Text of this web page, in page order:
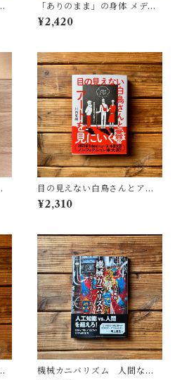
「ありのまま」の身体 メディ
アが描く私の見た目 | 藤嶋 陽
子(著)
¥2,420
|
目の見えない白鳥さんとアー
トを見にいく | 川内 有緒
¥2,310
機械カニバリズム 人間なき